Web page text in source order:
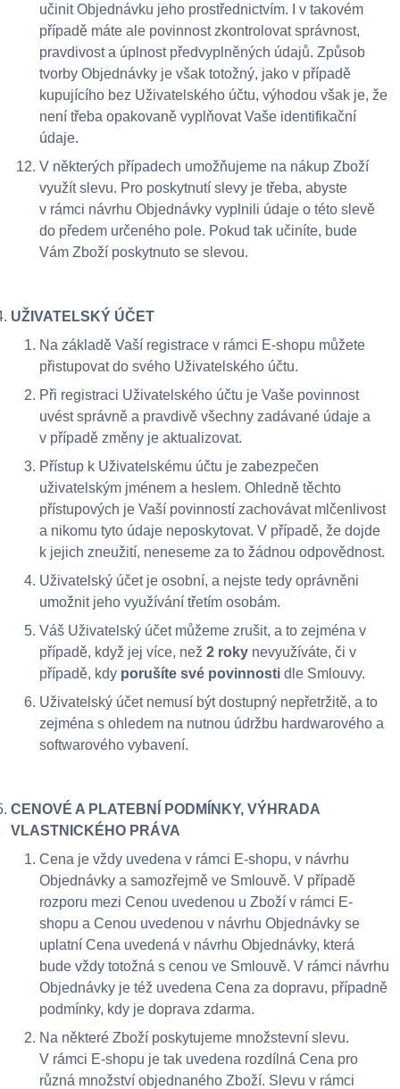
učinit Objednávku jeho prostřednictvím. I v takovém
případě máte ale povinnost zkontrolovat správnost,
pravdivost a úplnost předvyplněných údajů. Způsob
tvorby Objednávky je však totožný, jako v případě
kupujícího bez Uživatelského účtu, výhodou však je, že
není třeba opakovaně vyplňovat Vaše identifikační
údaje.
V některých případech umožňujeme na nákup Zboží
využít slevu. Pro poskytnutí slevy je třeba, abyste
v rámci návrhu Objednávky vyplnili údaje o této slevě
do předem určeného pole. Pokud tak učiníte, bude
Vám Zboží poskytnuto se slevou.
UŽIVATELSKÝ ÚČET
Na základě Vaší registrace v rámci E-shopu můžete
přistupovat do svého Uživatelského účtu.
Při registraci Uživatelského účtu je Vaše povinnost
uvést správně a pravdivě všechny zadávané údaje a
v případě změny je aktualizovat.
Přístup k Uživatelskému účtu je zabezpečen
uživatelským jménem a heslem. Ohledně těchto
přístupových je Vaší povinností zachovávat mlčenlivost
a nikomu tyto údaje neposkytovat. V případě, že dojde
k jejich zneužití, neneseme za to žádnou odpovědnost.
Uživatelský účet je osobní, a nejste tedy oprávněni
umožnit jeho využívání třetím osobám.
Váš Uživatelský účet můžeme zrušit, a to zejména v
případě, když jej více, než 2 roky nevyužíváte, či v
případě, kdy porušíte své povinnosti dle Smlouvy.
Uživatelský účet nemusí být dostupný nepřetržitě, a to
zejména s ohledem na nutnou údržbu hardwarového a
softwarového vybavení.
CENOVÉ A PLATEBNÍ PODMÍNKY, VÝHRADA
VLASTNICKÉHO PRÁVA
Cena je vždy uvedena v rámci E-shopu, v návrhu
Objednávky a samozřejmě ve Smlouvě. V případě
rozporu mezi Cenou uvedenou u Zboží v rámci E-
shopu a Cenou uvedenou v návrhu Objednávky se
uplatní Cena uvedená v návrhu Objednávky, která
bude vždy totožná s cenou ve Smlouvě. V rámci návrhu
Objednávky je též uvedena Cena za dopravu, případně
podmínky, kdy je doprava zdarma.
Na některé Zboží poskytujeme množstevní slevu.
V rámci E-shopu je tak uvedena rozdílná Cena pro
různá množství objednaného Zboží. Slevu v rámci